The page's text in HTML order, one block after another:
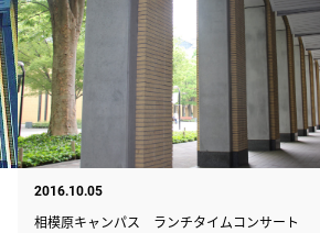
2016.10.05
相模原キャンパス ランチタイムコンサート